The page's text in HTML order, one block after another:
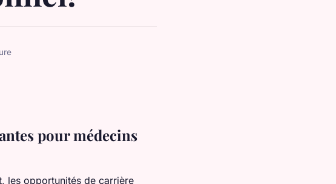
pour médecins
les opportunités de carrière